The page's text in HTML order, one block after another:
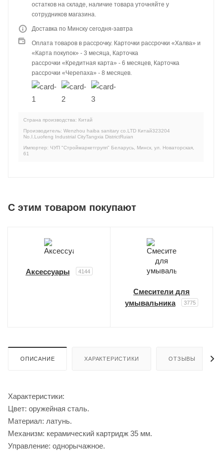
остатков на складе, наличие товара уточняйте у
сотрудников магазина.
Доставка по Минску сегодня-завтра
Оплата товаров в рассрочку. Карточки рассрочки «Халва» и
«Карта покупок» - 3 месяца, Карточка
рассрочки «Кредитная карта» - 6 месяцев, Карточка
рассрочки «Черепаха» - 8 месяцев.
Страна производства: Китай
Производитель: Wenzhou haiba sanitary co.LTD Китай323204
No.I.Luofeng Industrial CityTangxia DistrictRuian
Импортер: ЧУП "Строймаркетгрупп" Беларусь, Минск, ул. Новаторская,
61
C этим товаром покупают
Аксессуары 4144
Смесители для
умывальника
3775
ОПИСАНИЕ ХАРАКТЕРИСТИКИ ОТЗЫВЫ
Характеристики:
Цвет: оружейная сталь.
Материал: латунь.
Механизм: керамический картридж 35 мм.
Управление: однорычажное.